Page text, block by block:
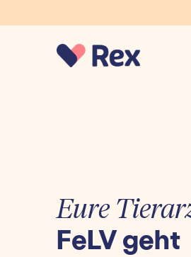
Eure
FeLV geht